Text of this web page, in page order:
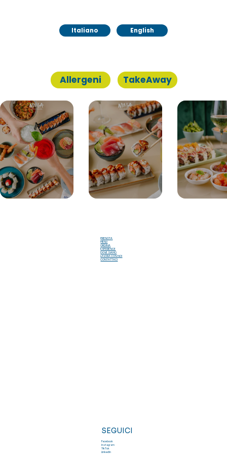
Italiano English
Italiano English
Allergeni TakeAway
SEGUICI
Facebook
Instagram
TikTok
LinkedIn
PRENOTA
MENU
ORDINA
EXPERIENCE
DOVE SIAMO
LAVORA CON NOI
CONTATTACI